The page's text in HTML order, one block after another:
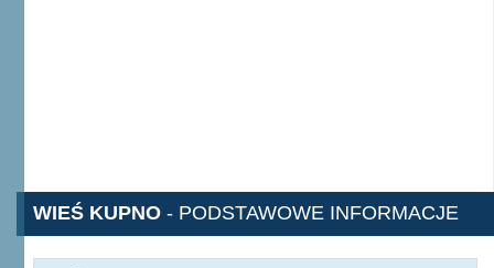
WIEŚ KUPNO - PODSTAWOWE INFORMACJE